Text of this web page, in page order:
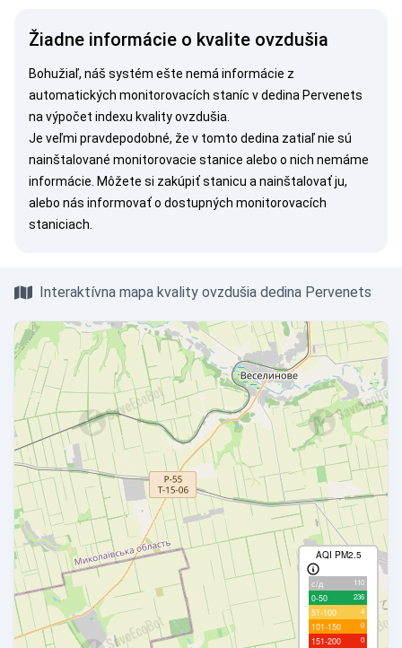
Žiadne informácie o kvalite ovzdušia
Bohužiaľ, náš systém ešte nemá informácie z
automatických monitorovacích staníc v dedina Pervenets
na výpočet indexu kvality ovzdušia.
Je veľmi pravdepodobné, že v tomto dedina zatiaľ nie sú
nainštalované monitorovacie stanice alebo o nich nemáme
informácie. Môžete si zakúpiť stanicu a nainštalovať ju,
alebo nás informovaťo dostupných monitorovacích
staniciach.
Interaktívna mapa kvality ovzdušia dedina Pervenets
AQI PM2.5
с/д 110
0-50 236
51-100 4
101-150 0
151-200 0